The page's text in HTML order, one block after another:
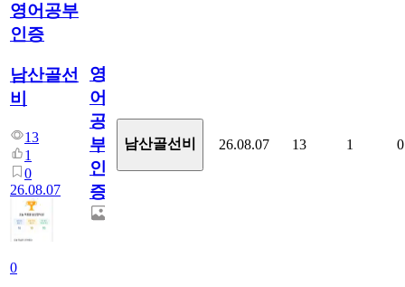
영어공부
인증
남산골선
비
13
1
0
26.08.07
0
영
어
공
부
인
증
남산골선비 26.08.07 13 1 0